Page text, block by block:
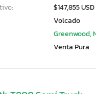
$147,855 USD
Volcado
Greenwood,
Venta Pura